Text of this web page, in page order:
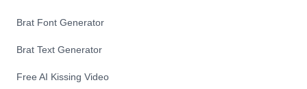
Brat Font Generator
Brat Text Generator
Free AI Kissing Video